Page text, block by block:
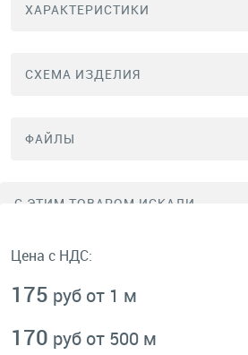
ХАРАКТЕРИСТИКИ
СХЕМА ИЗДЕЛИЯ
ФАЙЛЫ
C ЭТИМ ТОВАРОМ ИСКАЛИ
Цена с НДС:
175 руб от 1 м
170 руб от 500 м